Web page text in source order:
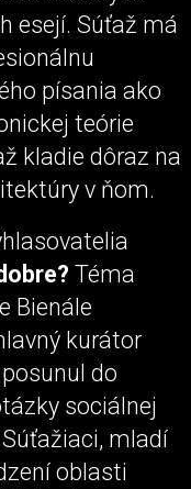
esejí. Súťaž má
písania ako
teórie
kladie dôraz na
v ňom.
Téma
Bienále
kurátor
do
sociálnej
mladí
oblasti